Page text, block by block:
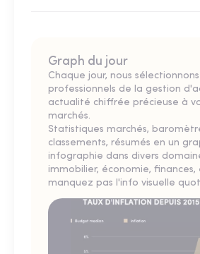
Graph du jour
Chaque jour, nous
professionnels de la gestion
actualité chiffrée précieuse à
marchés.
Statistiques marchés,
classements, résumés en un
infographie dans divers
immobilier, économie, finances,
manquez pas l'info visuelle